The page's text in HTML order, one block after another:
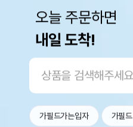
오늘 주문하면
내일 도착!
가필드가는입자 가필드